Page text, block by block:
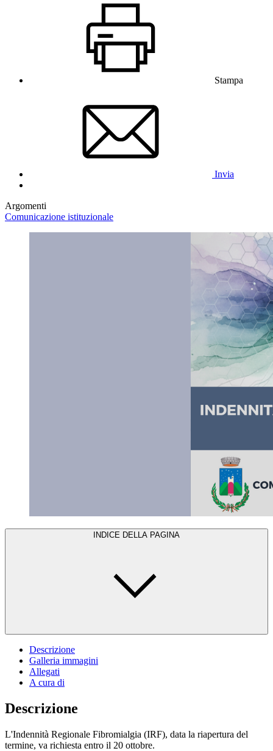
Stampa
Invia
Argomenti
Comunicazione istituzionale
INDICE DELLA PAGINA
Descrizione
Galleria immagini
Allegati
A cura di
Descrizione
L'Indennità Regionale Fibromialgia (IRF), data la riapertura del
termine, va richiesta entro il 20 ottobre.